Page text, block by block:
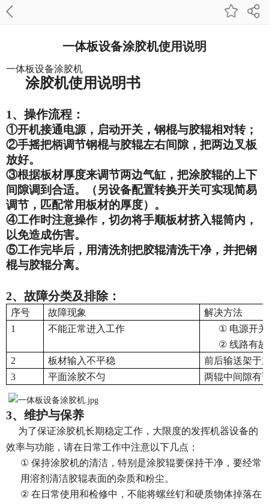
一体板设备涂胶机使用说明
一体板设备涂胶机
涂胶机使用说明书
1、 操作流程 ：
①开机接通电源 ， 启动开关 ，钢棍与胶辊相对转；
②手摇把柄调节钢棍与胶辊左右间隙，把两边叉板
放好。
③根据板材厚度来调节两边气缸，把涂胶辊的上下
间隙调到合适。（另设备配置转换开关可实现简易
调节，匹配常用板材的厚度）。
④工作时注意操作，切勿将手顺板材挤入辊筒内，
以免造成伤害。
⑤工作完毕后，用清洗剂把胶辊清洗干净，并把钢
棍与胶辊分离。
2、 故障分类及排除：
序号 故障现象
解决方法
1
不能正常进入工作 ① 电源开
② 线路有
2
板材输入不平稳
前后输送架于
3
平面涂胶不匀 两辊中间隙有
3、 维护与保养
为了保证涂胶机长期稳定工作，大限度的发挥机器设备的
效率与功能，请在日常工作中注意以下几点：
① 保持涂胶机的清洁，特别是涂胶辊要保持干净，要经常
用溶剂清洁胶辊表面的杂质和粉尘。
② 在日常使用和检修中，不能将螺丝钉和硬质物体掉落在